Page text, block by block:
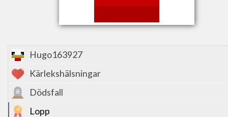
Hugo163927
Kärlekshälsningar
Dödsfall
Lopp